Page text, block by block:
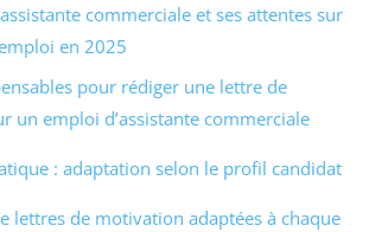
commerciale et ses attentes sur
en 2025
pour rédiger une lettre de
un emploi d’assistante commerciale
: adaptation selon le profil candidat
lettres de motivation adaptées à chaque